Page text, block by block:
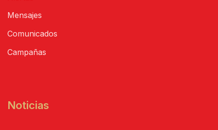
Mensajes
Comunicados
Campañas
Noticias